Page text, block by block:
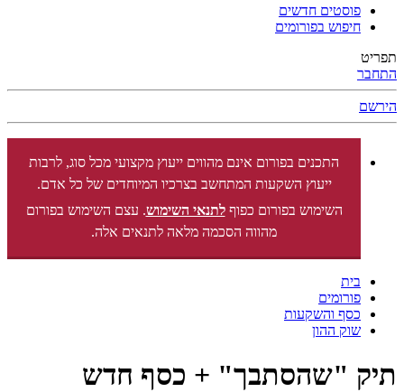
פוסטים חדשים
חיפוש בפורומים
תפריט
התחבר
הירשם
התכנים בפורום אינם מהווים ייעוץ מקצועי מכל סוג, לרבות
ייעוץ השקעות המתחשב בצרכיו המיוחדים של כל אדם.
השימוש בפורום כפוףלתנאי השימוש. עצם השימוש בפורום
מהווה הסכמה מלאה לתנאים אלה.
בית
פורומים
כסף והשקעות
שוק ההון
תיק "שהסתבך" + כסף חדש